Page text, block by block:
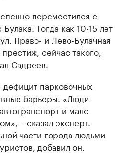
переместился с
Тогда как 10-15 лет
Право- и Лево-Булачная
сейчас такого,
Садреев.
парковочных
барьеры. «Люди
и мало
– сказал эксперт.
части города людьми
добавил он.